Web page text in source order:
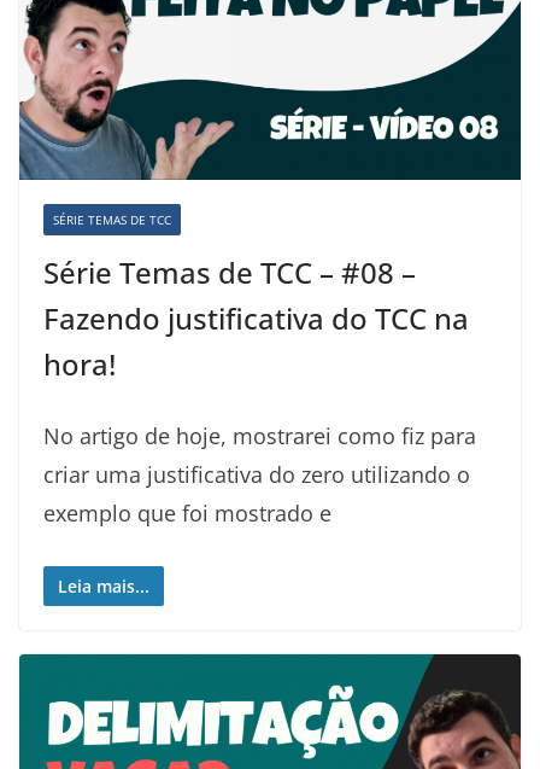
SÉRIE TEMAS DE TCC
Série Temas de TCC – #08 –
Fazendo justificativa do TCC na
hora!
No artigo de hoje, mostrarei como fiz para
criar uma justificativa do zero utilizando o
exemplo que foi mostrado e
Leia mais...